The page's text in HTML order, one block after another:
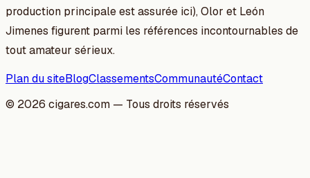
production principale est assurée ici), Olor et León
Jimenes figurent parmi les références incontournables de
tout amateur sérieux.
Plan du siteBlogClassementsCommunautéContact
© 2026 cigares.com — Tous droits réservés